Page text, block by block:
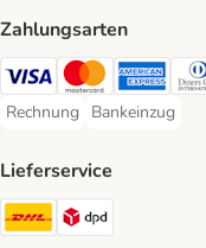
Zahlungsarten
Visa Payment Method
MastercardAmerican
Rechnung
Rechnung Payment Method
Bankeinzug
Bankeinzug
Lieferservice
DHL Shipping